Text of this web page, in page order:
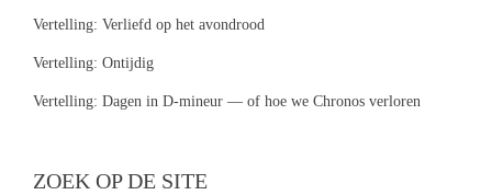
Vertelling: Verliefd op het avondrood
Vertelling: Ontijdig
Vertelling: Dagen in D-mineur — of hoe we Chronos verloren
ZOEK OP DE SITE